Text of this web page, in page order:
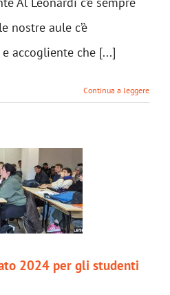
nostre aule c’è
accogliente che [...]
Continua a leggere
2024 per gli studenti